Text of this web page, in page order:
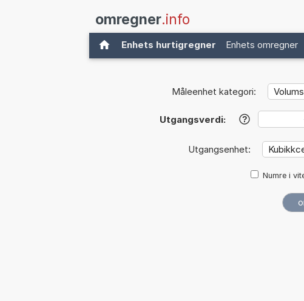
omregner.info
Enhets hurtigregner Enhets omregner
Måleenhet kategori:
Utgangsverdi: ?
Utgangsenhet:
Numre i